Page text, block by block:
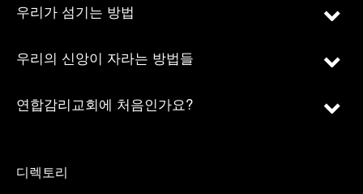
우리가 섬기는 방법
우리의 신앙이 자라는 방법들
연합감리교회에 처음인가요?
디렉토리